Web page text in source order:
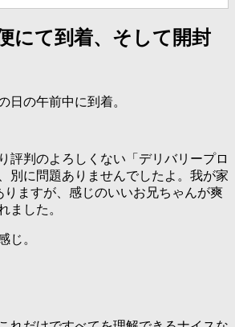
にて到着、そして開封
日の午前中に到着。
評判のよろしくない「デリバリープロ
別に問題ありませんでしたよ。我が家
りますが、感じのいいお兄ちゃんが爽
ました。
じ。